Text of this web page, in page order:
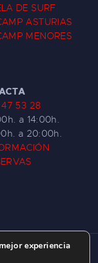
DE SURF
ASTURIAS
MENORES
53 28
a 14:00h.
a 20:00h.
©
experiencia